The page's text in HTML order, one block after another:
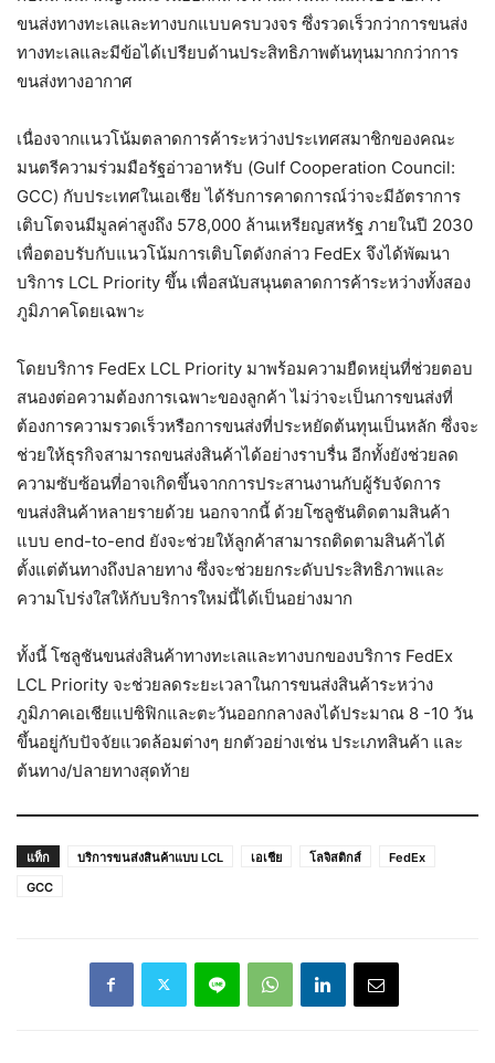
ขนส่งทางทะเลและทางบกแบบครบวงจร ซึ่งรวดเร็วกว่าการขนส่ง
ทางทะเลและมีข้อได้เปรียบด้านประสิทธิภาพต้นทุนมากกว่าการ
ขนส่งทางอากาศ
เนื่องจากแนวโน้มตลาดการค้าระหว่างประเทศสมาชิกของคณะ
มนตรีความร่วมมือรัฐอ่าวอาหรับ (Gulf Cooperation Council:
GCC) กับประเทศในเอเชีย ได้รับการคาดการณ์ว่าจะมีอัตราการ
เติบโตจนมีมูลค่าสูงถึง 578,000 ล้านเหรียญสหรัฐ ภายในปี 2030
เพื่อตอบรับกับแนวโน้มการเติบโตดังกล่าว FedEx จึงได้พัฒนา
บริการ LCL Priority ขึ้น เพื่อสนับสนุนตลาดการค้าระหว่างทั้งสอง
ภูมิภาคโดยเฉพาะ
โดยบริการ FedEx LCL Priority มาพร้อมความยืดหยุ่นที่ช่วยตอบ
สนองต่อความต้องการเฉพาะของลูกค้า ไม่ว่าจะเป็นการขนส่งที่
ต้องการความรวดเร็วหรือการขนส่งที่ประหยัดต้นทุนเป็นหลัก ซึ่งจะ
ช่วยให้ธุรกิจสามารถขนส่งสินค้าได้อย่างราบรื่น อีกทั้งยังช่วยลด
ความซับซ้อนที่อาจเกิดขึ้นจากการประสานงานกับผู้รับจัดการ
ขนส่งสินค้าหลายรายด้วย นอกจากนี้ ด้วยโซลูชันติดตามสินค้า
แบบ end-to-end ยังจะช่วยให้ลูกค้าสามารถติดตามสินค้าได้
ตั้งแต่ต้นทางถึงปลายทาง ซึ่งจะช่วยยกระดับประสิทธิภาพและ
ความโปร่งใสให้กับบริการใหม่นี้ได้เป็นอย่างมาก
ทั้งนี้ โซลูชันขนส่งสินค้าทางทะเลและทางบกของบริการ FedEx
LCL Priority จะช่วยลดระยะเวลาในการขนส่งสินค้าระหว่าง
ภูมิภาคเอเชียแปซิฟิกและตะวันออกกลางลงได้ประมาณ 8 -10 วัน
ขึ้นอยู่กับปัจจัยแวดล้อมต่างๆ ยกตัวอย่างเช่น ประเภทสินค้า และ
ต้นทาง/ปลายทางสุดท้าย
แท็ก บริการขนส่งสินค้าแบบ LCL เอเชีย โลจิสติกส์
FedEx
GCC